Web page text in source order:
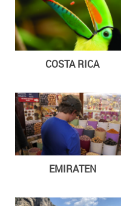
COSTA RICA
EMIRATEN